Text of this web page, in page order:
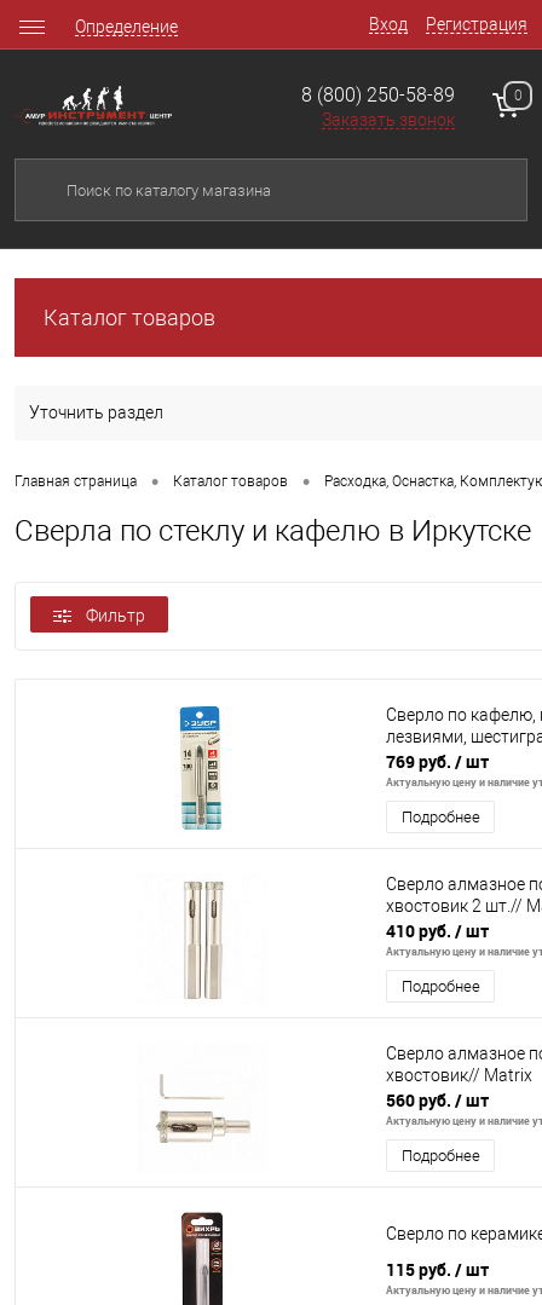
Вход Регистрация
Определение
8 (800) 250-58-89
Заказать звонок
0
Каталог товаров
Уточнить раздел
Главная страница • Каталог товаров • Расходка, Оснастка,
Сверла по стеклу и кафелю в Иркутске
Фильтр
Сверло по кафелю,
лезвиями,
769 руб. / шт
Актуальную цену и наличие
Подробнее
Сверло алмазное
хвостовик 2 шт.//
410 руб. / шт
Актуальную цену и наличие
Подробнее
Сверло алмазное
хвостовик// Matrix
560 руб. / шт
Актуальную цену и наличие
Подробнее
Сверло по
115 руб. / шт
Актуальную цену и наличие